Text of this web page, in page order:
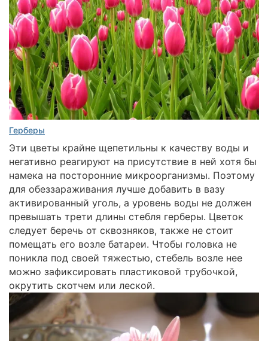
Герберы
Эти цветы крайне щепетильны к качеству воды и
негативно реагируют на присутствие в ней хотя бы
намека на посторонние микроорганизмы. Поэтому
для обеззараживания лучше добавить в вазу
активированный уголь, а уровень воды не должен
превышать трети длины стебля герберы. Цветок
следует беречь от сквозняков, также не стоит
помещать его возле батареи. Чтобы головка не
поникла под своей тяжестью, стебель возле нее
можно зафиксировать пластиковой трубочкой,
окрутить скотчем или леской.